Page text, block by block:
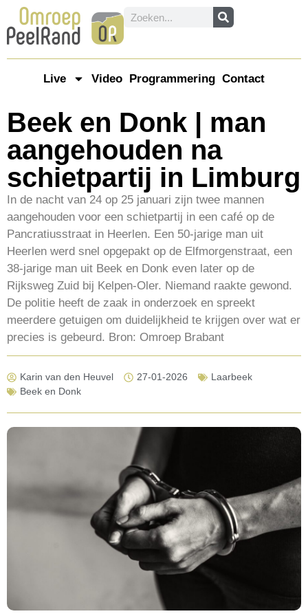
Live Video Programmering Contact
Beek en Donk | man
aangehouden na
schietpartij in Limburg
In de nacht van 24 op 25 januari zijn twee mannen
aangehouden voor een schietpartij in een café op de
Pancratiusstraat in Heerlen. Een 50-jarige man uit
Heerlen werd snel opgepakt op de Elfmorgenstraat, een
38-jarige man uit Beek en Donk even later op de
Rijksweg Zuid bij Kelpen-Oler. Niemand raakte gewond.
De politie heeft de zaak in onderzoek en spreekt
meerdere getuigen om duidelijkheid te krijgen over wat er
precies is gebeurd. Bron: Omroep Brabant
Karin van den Heuvel 27-01-2026
Laarbeek
Beek en Donk